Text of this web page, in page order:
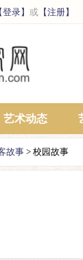
登录】 或 【注册】
艺术动态
故事 > 校园故事